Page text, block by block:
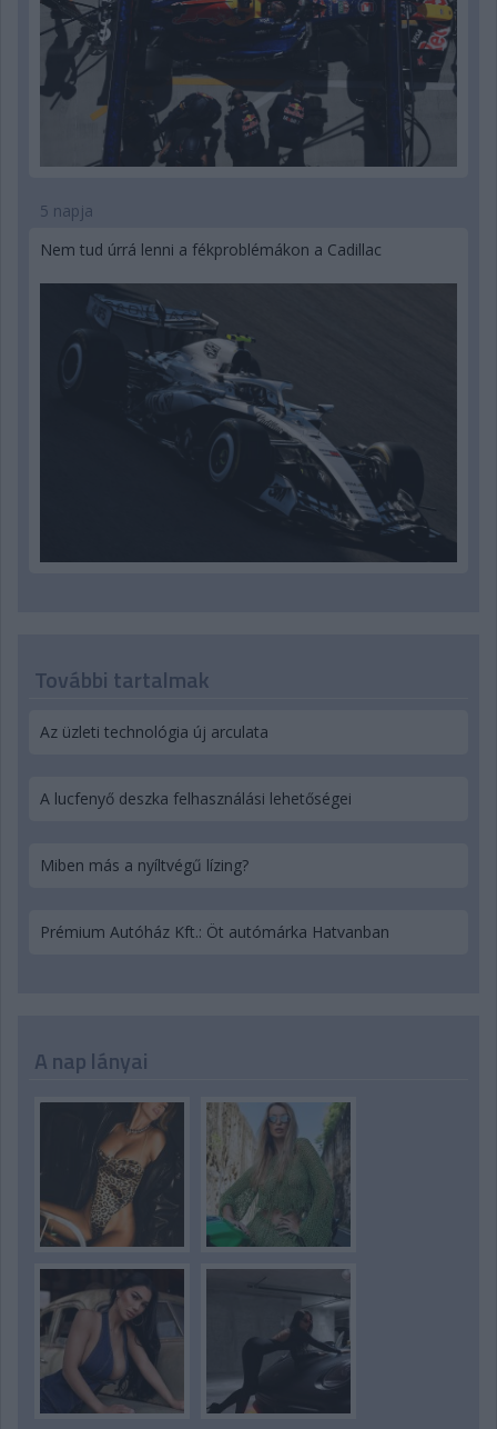
5 napja
Nem tud úrrá lenni a fékproblémákon a Cadillac
További tartalmak
Az üzleti technológia új arculata
A lucfenyő deszka felhasználási lehetőségei
Miben más a nyíltvégű lízing?
Prémium Autóház Kft.: Öt autómárka Hatvanban
A nap lányai